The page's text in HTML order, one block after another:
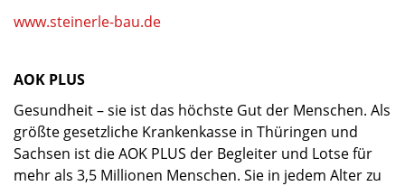
www.steinerle-bau.de
AOK PLUS
Gesundheit – sie ist das höchste Gut der Menschen. Als
größte gesetzliche Krankenkasse in Thüringen und
Sachsen ist die AOK PLUS der Begleiter und Lotse für
mehr als 3,5 Millionen Menschen. Sie in jedem Alter zu